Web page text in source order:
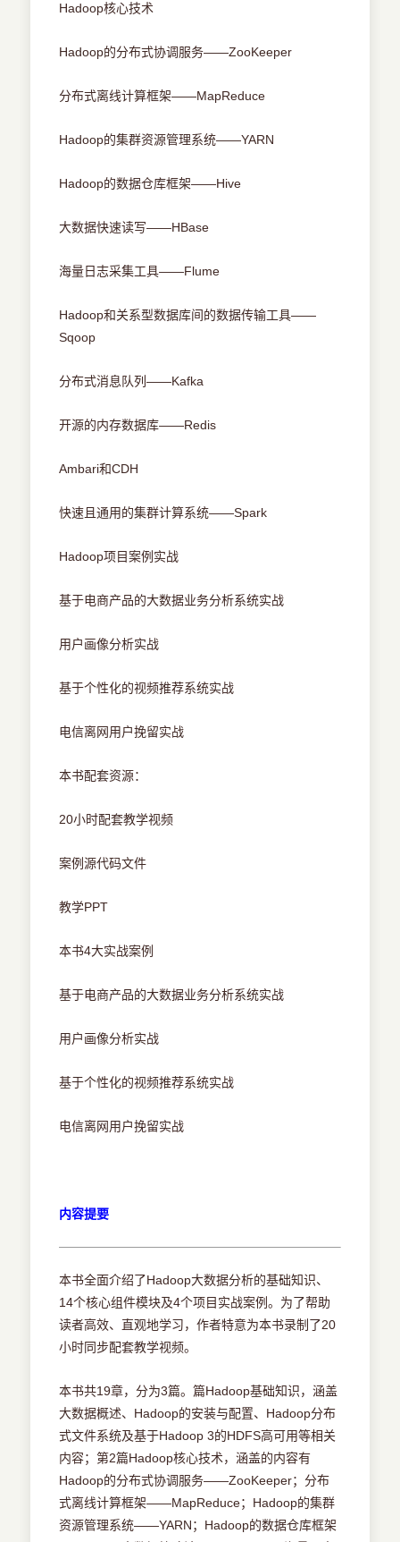
Hadoop核心技术
Hadoop的分布式协调服务——ZooKeeper
分布式离线计算框架——MapReduce
Hadoop的集群资源管理系统——YARN
Hadoop的数据仓库框架——Hive
大数据快速读写——HBase
海量日志采集工具——Flume
Hadoop和关系型数据库间的数据传输工具——
Sqoop
分布式消息队列——Kafka
开源的内存数据库——Redis
Ambari和CDH
快速且通用的集群计算系统——Spark
Hadoop项目案例实战
基于电商产品的大数据业务分析系统实战
用户画像分析实战
基于个性化的视频推荐系统实战
电信离网用户挽留实战
本书配套资源：
20小时配套教学视频
案例源代码文件
教学PPT
本书4大实战案例
基于电商产品的大数据业务分析系统实战
用户画像分析实战
基于个性化的视频推荐系统实战
电信离网用户挽留实战
内容提要
本书全面介绍了Hadoop大数据分析的基础知识、
14个核心组件模块及4个项目实战案例。为了帮助
读者高效、直观地学习，作者特意为本书录制了20
小时同步配套教学视频。
本书共19章，分为3篇。篇Hadoop基础知识，涵盖
大数据概述、Hadoop的安装与配置、Hadoop分布
式文件系统及基于Hadoop 3的HDFS高可用等相关
内容；第2篇Hadoop核心技术，涵盖的内容有
Hadoop的分布式协调服务——ZooKeeper；分布
式离线计算框架——MapReduce；Hadoop的集群
资源管理系统——YARN；Hadoop的数据仓库框架